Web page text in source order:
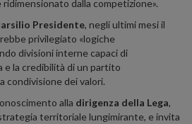
dalla competizione».
Presidente, negli ultimi mesi il
privilegiato «logiche
divisioni interne capaci di
la credibilità di un partito
condivisione dei valori.
alla dirigenza della Lega,
territoriale lungimirante, e invita